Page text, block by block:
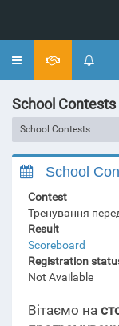
Toggle
School Contests
School Contests
School
Contest
Тренування
Result
Scoreboard
Registration
Not Available
Вітаємо на